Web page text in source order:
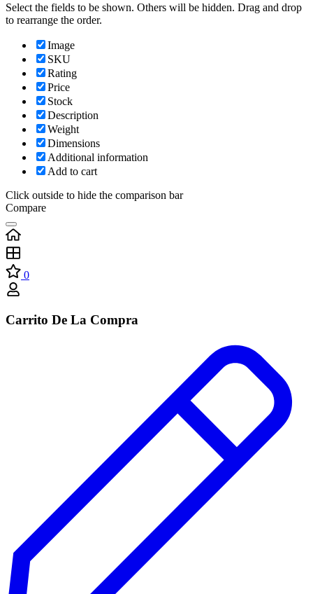
Select the fields to be shown. Others will be hidden. Drag and drop
to rearrange the order.
Image
SKU
Rating
Price
Stock
Description
Weight
Dimensions
Additional information
Add to cart
Click outside to hide the comparison bar
Compare
0
Carrito De La Compra